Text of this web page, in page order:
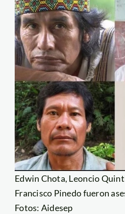
Edwin Chota, Leoncio
Francisco Pinedo fueron
Fotos: Aidesep